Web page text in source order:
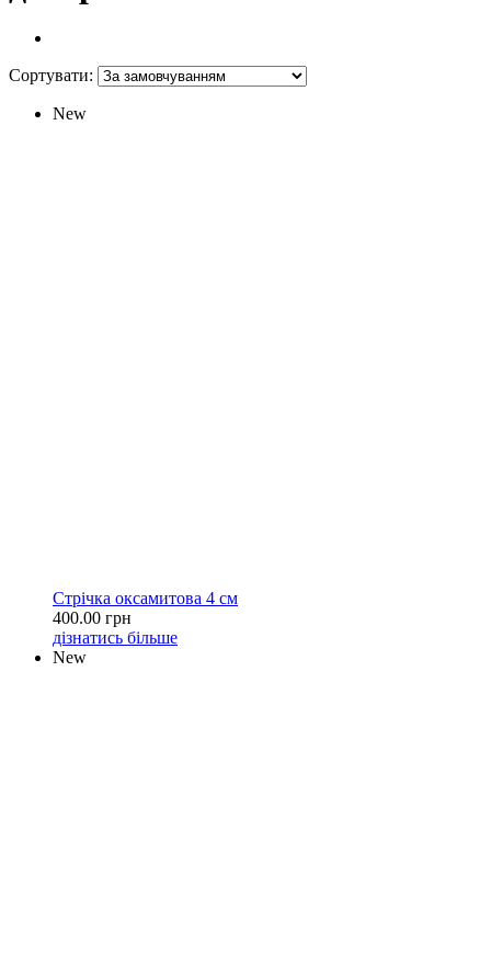
Сортувати:
New
Стрічка оксамитова 4 см
400.00 грн
дізнатись більше
New